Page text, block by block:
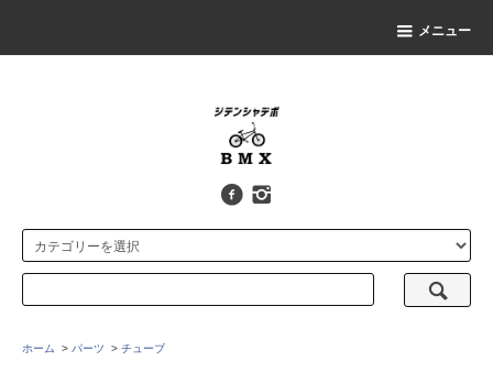
メニュー
ホーム > パーツ > チューブ